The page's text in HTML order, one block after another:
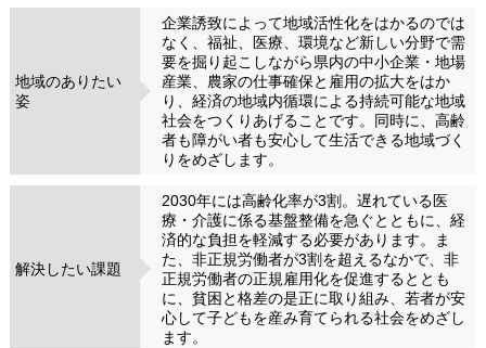
地域のありたい
姿
企業誘致によって地域活性化をはかるのでは
なく、福祉、医療、環境など新しい分野で需
要を掘り起こしながら県内の中小企業・地場
産業、農家の仕事確保と雇用の拡大をはか
り、経済の地域内循環による持続可能な地域
社会をつくりあげることです。同時に、高齢
者も障がい者も安心して生活できる地域づく
りをめざします。
解決したい課題
2030年には高齢化率が3割。遅れている医
療・介護に係る基盤整備を急ぐとともに、経
済的な負担を軽減する必要があります。ま
た、非正規労働者が3割を超えるなかで、非
正規労働者の正規雇用化を促進するととも
に、貧困と格差の是正に取り組み、若者が安
心して子どもを産み育てられる社会をめざし
ます。